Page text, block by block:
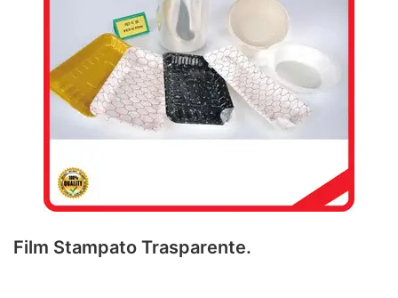
Film Stampato Trasparente.